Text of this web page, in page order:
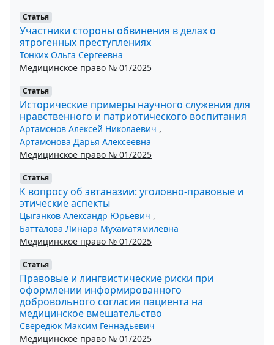
Статья
Участники стороны обвинения в делах о
ятрогенных преступлениях
Тонких Ольга Сергеевна
Медицинское право № 01/2025
Статья
Исторические примеры научного служения для
нравственного и патриотического воспитания
Артамонов Алексей Николаевич ,
Артамонова Дарья Алексеевна
Медицинское право № 01/2025
Статья
К вопросу об эвтаназии: уголовно-правовые и
этические аспекты
Цыганков Александр Юрьевич ,
Батталова Линара Мухаматямилевна
Медицинское право № 01/2025
Статья
Правовые и лингвистические риски при
оформлении информированного
добровольного согласия пациента на
медицинское вмешательство
Свередюк Максим Геннадьевич
Медицинское право № 01/2025